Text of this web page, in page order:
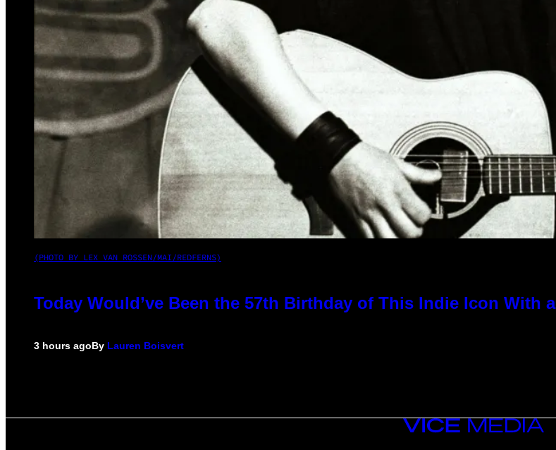
(PHOTO BY LEX VAN ROSSEN/MAI/REDFERNS)
Today Would’ve Been the 57th Birthday of This Indie Icon With
3 hours agoBy Lauren Boisvert
VICE
MEDIA